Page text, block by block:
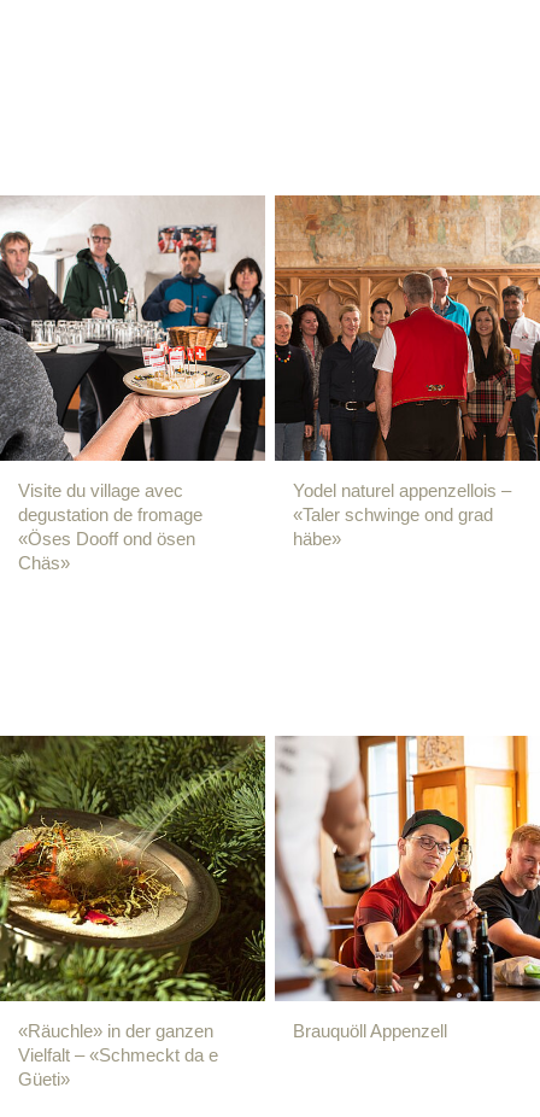
Visite du village avec
degustation de fromage
«Öses Dooff ond ösen
Chäs»
Yodel naturel appenzellois –
«Taler schwinge ond grad
häbe»
«Räuchle» in der ganzen
Vielfalt – «Schmeckt da e
Güeti»
Brauquöll Appenzell